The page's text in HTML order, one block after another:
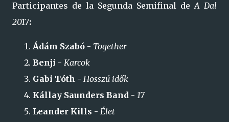
Participantes de la Segunda Semifinal deA Dal
2017:
Ádám Szabó - Together
Benji - Karcok
Gabi Tóth - Hosszú idők
Kállay Saunders Band - 17
Leander Kills - Élet